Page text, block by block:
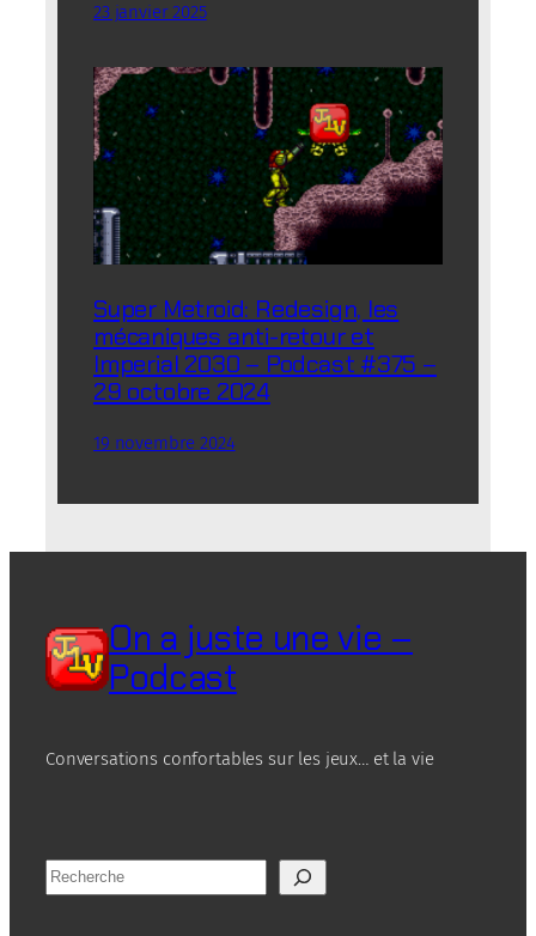
23 janvier 2025
Super Metroid: Redesign, les
mécaniques anti-retour et
Imperial 2030 – Podcast #375 –
29 octobre 2024
19 novembre 2024
On a juste une vie –
Podcast
Conversations confortables sur les jeux… et la vie
R
e